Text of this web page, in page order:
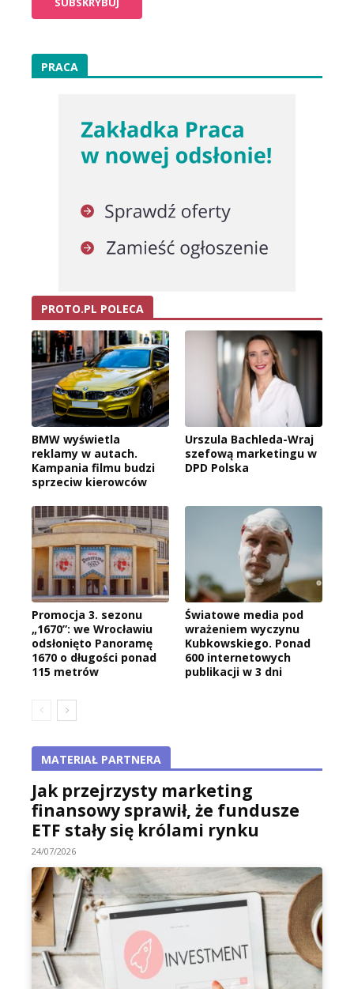
PRACA
PROTO.PL POLECA
BMW wyświetla
reklamy w autach.
Kampania filmu budzi
sprzeciw kierowców
Urszula Bachleda-Wraj
szefową marketingu w
DPD Polska
Promocja 3. sezonu
„1670”: we Wrocławiu
odsłonięto Panoramę
1670 o długości ponad
115 metrów
Światowe media pod
wrażeniem wyczynu
Kubkowskiego. Ponad
600 internetowych
publikacji w 3 dni
MATERIAŁ PARTNERA
Jak przejrzysty marketing
finansowy sprawił, że fundusze
ETF stały się królami rynku
24/07/2026